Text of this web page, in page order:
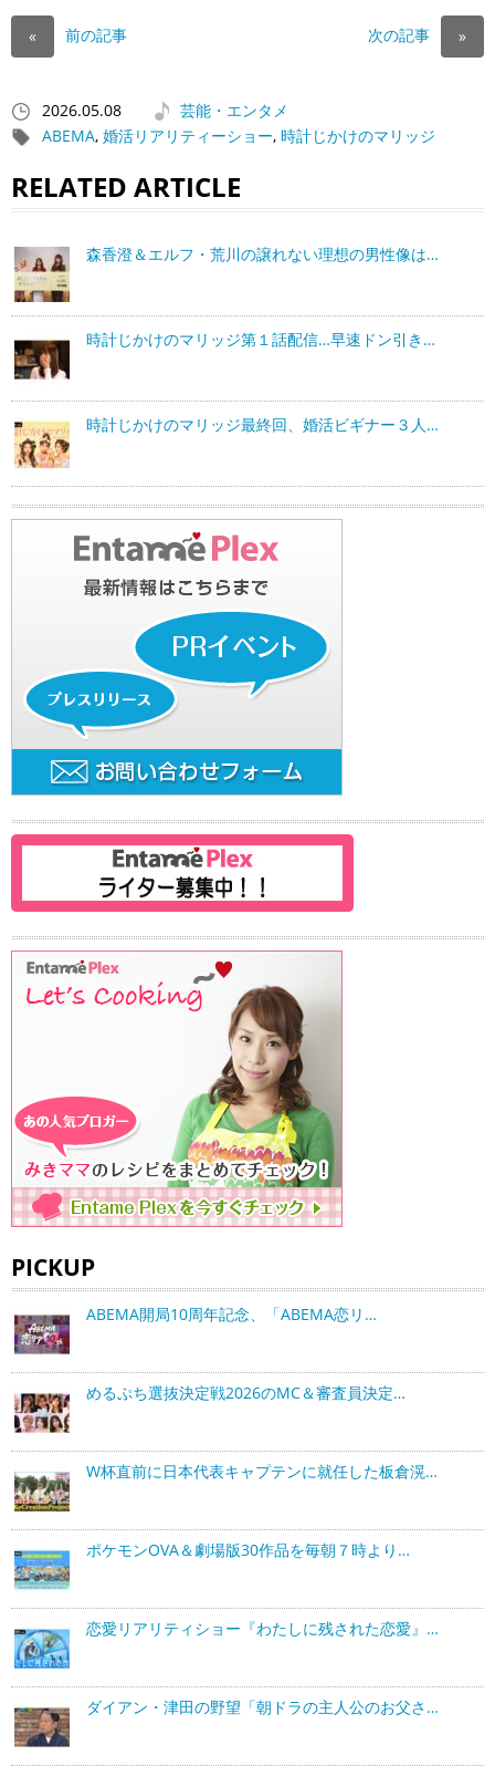
« 前の記事 次の記事 »
2026.05.08
芸能・エンタメ
ABEMA, 婚活リアリティーショー, 時計じかけのマリッジ
RELATED ARTICLE
森香澄＆エルフ・荒川の譲れない理想の男性像は…
時計じかけのマリッジ第１話配信…早速ドン引き…
時計じかけのマリッジ最終回、婚活ビギナー３人…
PICKUP
ABEMA開局10周年記念、「ABEMA恋リ…
めるぷち選抜決定戦2026のMC＆審査員決定…
W杯直前に日本代表キャプテンに就任した板倉滉…
ポケモンOVA＆劇場版30作品を毎朝７時より…
恋愛リアリティショー『わたしに残された恋愛』…
ダイアン・津田の野望「朝ドラの主人公のお父さ…